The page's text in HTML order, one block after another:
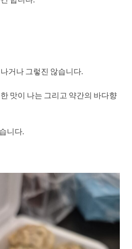
거나 그렇진 않습니다.
맛이 나는 그리고 약간의 바다향
니다.